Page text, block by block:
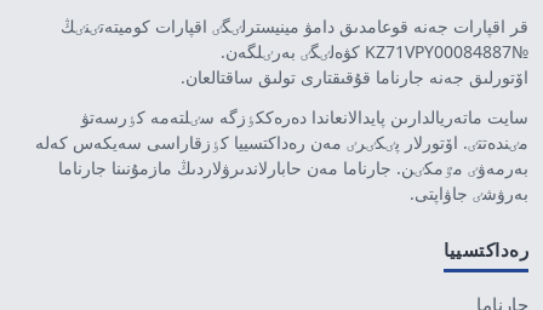
قر اقپارات جەنە قوعامدىق دامۋ مينيسترلٸگٸ اقپارات كوميتەتٸنٸڭ
№KZ71VPY00084887 كۋەلٸگٸ بەرٸلگەن.
اۆتورلىق جەنە جارناما قۇقىقتارى تولىق ساقتالعان.
سايت ماتەريالدارىن پايدالانعاندا دەرەككٶزگە سٸلتەمە كٶرسەتۋ
مٸندەتتٸ. اۆتورلار پٸكٸرٸ مەن رەداكتسييا كٶزقاراسى سەيكەس كەلە
بەرمەۋٸ مٷمكٸن. جارناما مەن حابارلاندىرۋلاردىڭ مازمۇنىنا جارناما
بەرۋشٸ جاۋاپتى.
رەداكتسييا
جارناما